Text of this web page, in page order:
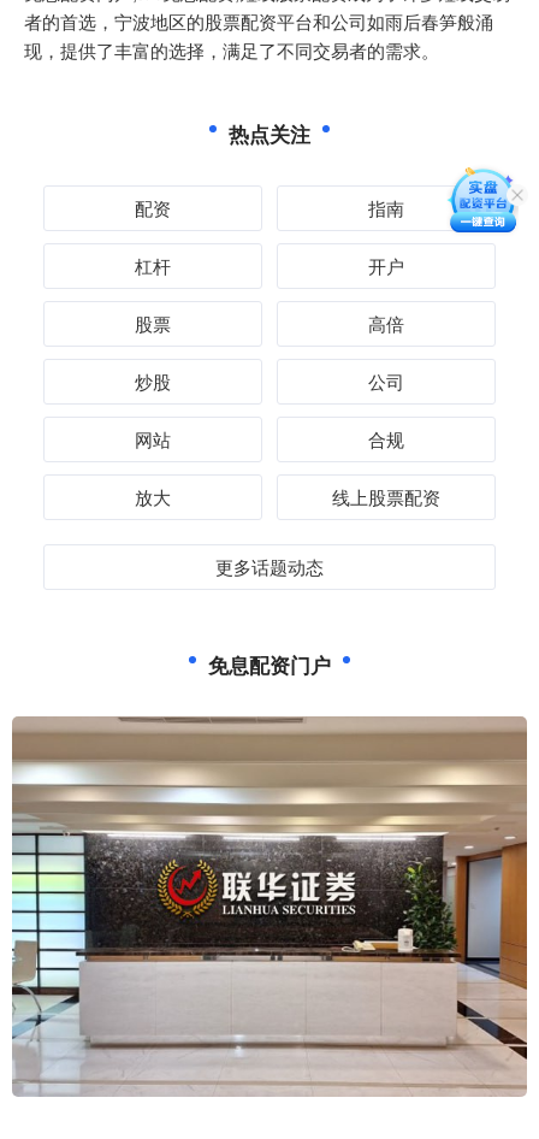
者的首选，宁波地区的股票配资平台和公司如雨后春笋般涌
现，提供了丰富的选择，满足了不同交易者的需求。
热点关注
配资 指南
杠杆 开户
股票 高倍
炒股 公司
网站 合规
放大 线上股票配资
更多话题动态
免息配资门户